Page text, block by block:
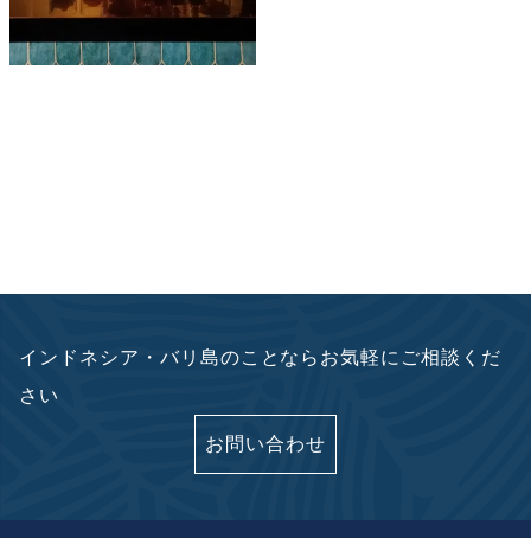
インドネシア・バリ島のことならお気軽にご相談くだ
さい
お問い合わせ